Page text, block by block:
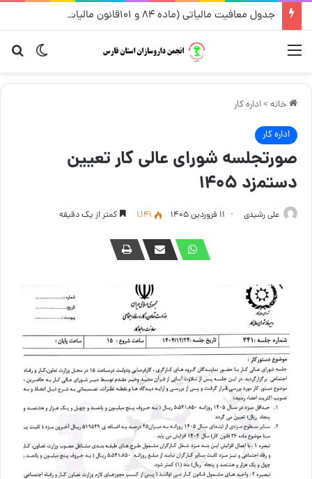
تغییر منو
خانه >اداره کار
اداره کار
صورتجلسه شورای عالی کار تعیین
دستمزد ۱۴۰۵
علی رشیدی ۱۱ فروردین ۱۴۰۵ 1,141 کمتر از یک دقیقه